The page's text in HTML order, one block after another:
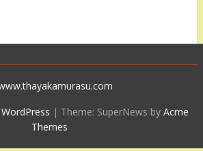
| Theme: SuperNews byAcme
Themes